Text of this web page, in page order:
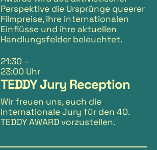
Perspektive die Ursprünge queerer
Filmpreise, ihre internationalen
Einflüsse und ihre aktuellen
Handlungsfelder beleuchtet.
21:30 –
23:00 Uhr
TEDDY Jury Reception
Wir freuen uns, euch die
Internationale Jury für den 40.
TEDDY AWARD vorzustellen.